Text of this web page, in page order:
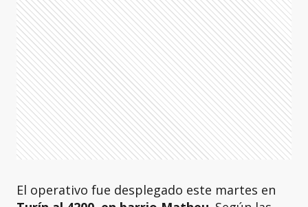
El operativo fue desplegado este martes en